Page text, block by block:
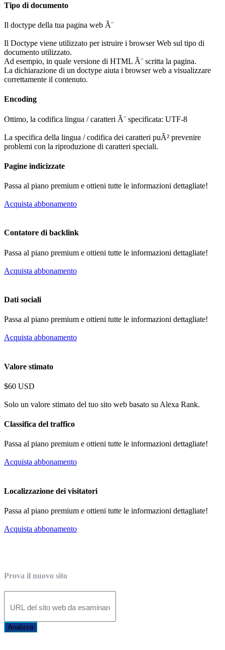
Tipo di documento
Il doctype della tua pagina web Ã¨
Il Doctype viene utilizzato per istruire i browser Web sul tipo di
documento utilizzato.
Ad esempio, in quale versione di HTML Ã¨ scritta la pagina.
La dichiarazione di un doctype aiuta i browser web a visualizzare
correttamente il contenuto.
Encoding
Ottimo, la codifica lingua / caratteri Ã¨ specificata: UTF-8
La specifica della lingua / codifica dei caratteri puÃ² prevenire
problemi con la riproduzione di caratteri speciali.
Pagine indicizzate
Passa al piano premium e ottieni tutte le informazioni dettagliate!
Acquista abbonamento
Contatore di backlink
Passa al piano premium e ottieni tutte le informazioni dettagliate!
Acquista abbonamento
Dati sociali
Passa al piano premium e ottieni tutte le informazioni dettagliate!
Acquista abbonamento
Valore stimato
$60 USD
Solo un valore stimato del tuo sito web basato su Alexa Rank.
Classifica del traffico
Passa al piano premium e ottieni tutte le informazioni dettagliate!
Acquista abbonamento
Localizzazione dei visitatori
Passa al piano premium e ottieni tutte le informazioni dettagliate!
Acquista abbonamento
Prova il nuovo sito
Analizza